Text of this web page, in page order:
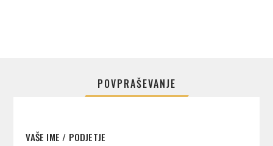
POVPRAŠEVANJE
VAŠE IME / PODJETJE